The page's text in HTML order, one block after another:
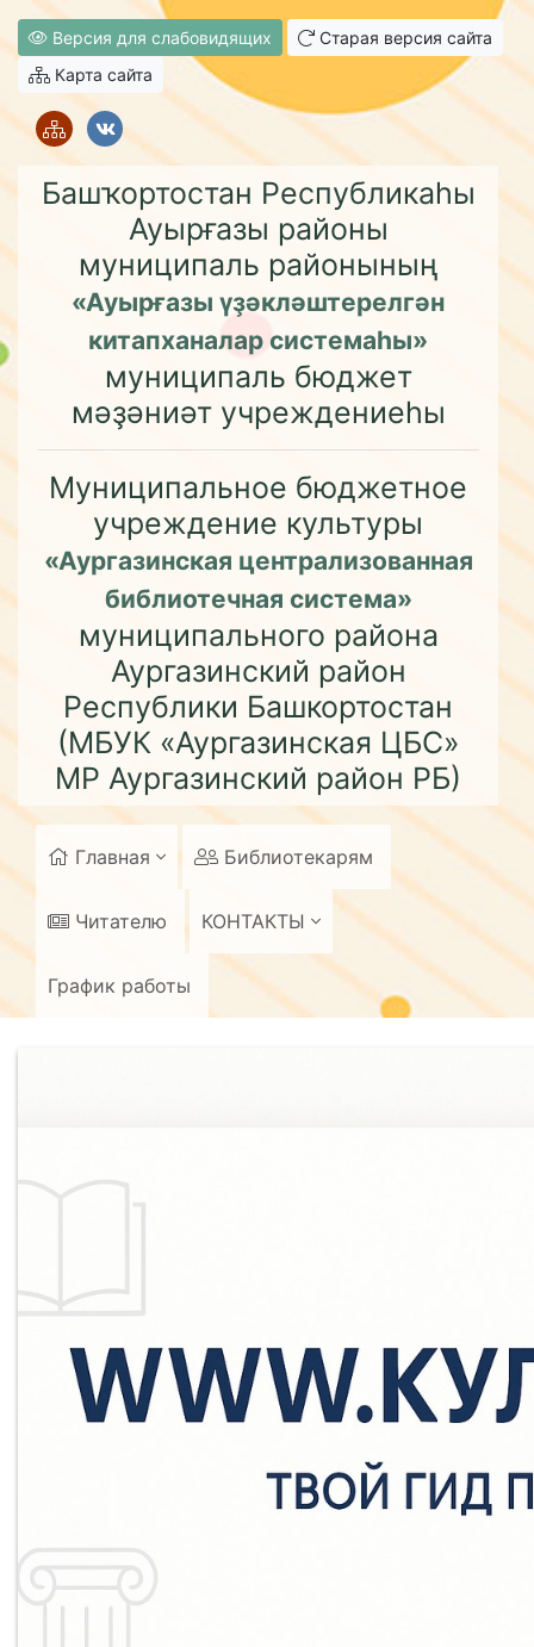
Версия для слабовидящих
Старая версия сайта
Карта сайта
Башҡортостан Республикаһы
Ауырғазы районы
муниципаль районының
«Ауырғазы үҙәкләштерелгән
китапханалар системаһы»
муниципаль бюджет
мәҙәниәт учреждениеһы
Муниципальное бюджетное
учреждение культуры
«Аургазинская централизованная
библиотечная система»
муниципального района
Аургазинский район
Республики Башкортостан
(МБУК «Аургазинская ЦБС»
МР Аургазинский район РБ)
Главная Библиотекарям
Читателю КОНТАКТЫ
График работы